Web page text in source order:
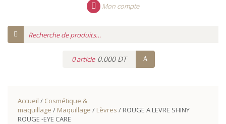
Mon compte
0 article 0.000 DT
Accueil / Cosmétique &
maquillage / Maquillage / Lèvres / ROUGE A LEVRE SHINY
ROUGE -EYE CARE